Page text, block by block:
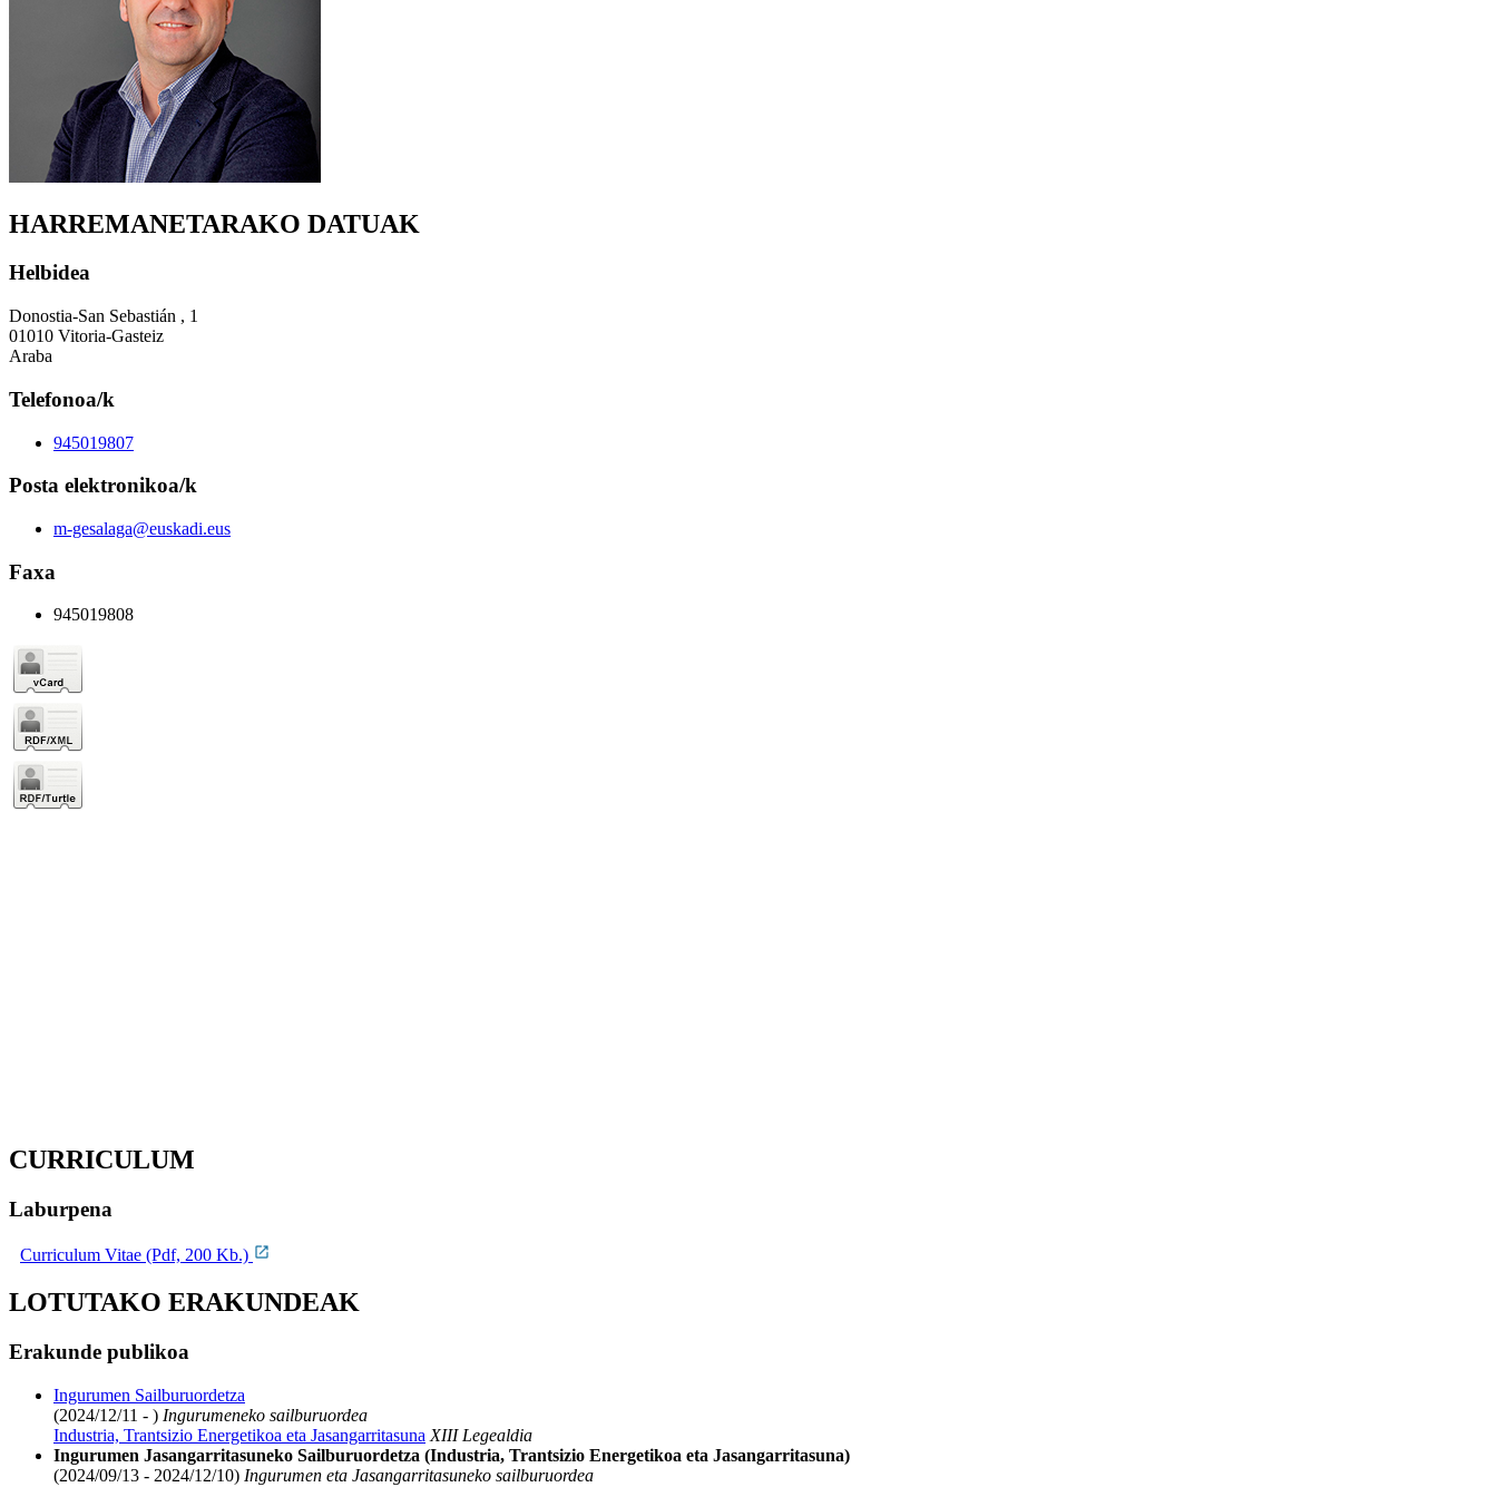
HARREMANETARAKO DATUAK
Helbidea
Donostia-San Sebastián , 1
01010 Vitoria-Gasteiz
Araba
Telefonoa/k
945019807
Posta elektronikoa/k
m-gesalaga@euskadi.eus
Faxa
945019808
CURRICULUM
Laburpena
Curriculum Vitae (Pdf, 200 Kb.)
LOTUTAKO ERAKUNDEAK
Erakunde publikoa
Ingurumen Sailburuordetza
(2024/12/11 - ) Ingurumeneko sailburuordea
Industria, Trantsizio Energetikoa eta Jasangarritasuna XIII Legealdia
Ingurumen Jasangarritasuneko Sailburuordetza (Industria, Trantsizio Energetikoa eta Jasangarritasuna)
(2024/09/13 - 2024/12/10) Ingurumen eta Jasangarritasuneko sailburuordea